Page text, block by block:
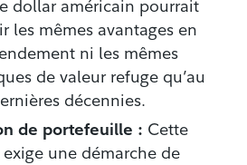
dollar américain pourrait
les mêmes avantages en
ni les mêmes
de valeur refuge qu’au
décennies.
de portefeuille : Cette
une démarche de